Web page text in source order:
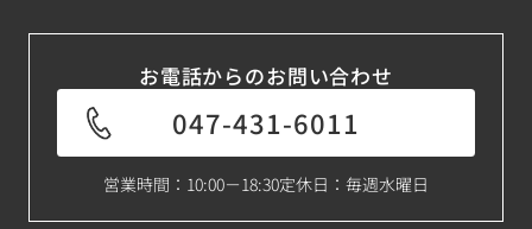
お電話からのお問い合わせ
047-431-6011
営業時間：10:00－18:30定休日：毎週水曜日